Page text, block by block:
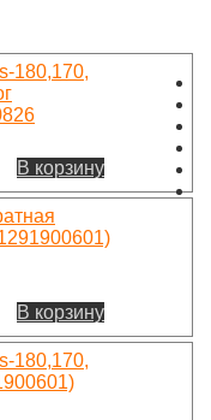
180,170,
В корзину
В корзину
180,170,